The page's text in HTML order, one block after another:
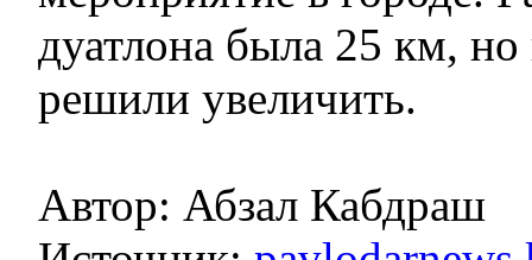
дуатлона была 25 км, но
решили увеличить.
Автор: Абзал Кабдраш